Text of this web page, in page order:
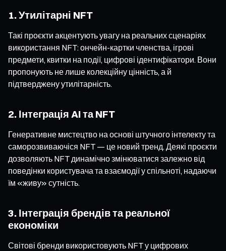
1. Утилітарні NFT
Такі проєкти акцентують увагу на реальних сценаріях
використання NFT: ончейн-картки членства, ігрові
предмети, квитки на події, цифрові ідентифікатори. Вони
пропонують не лише колекційну цінність, а й
підтверджену утилітарність.
2. Інтеграція AI та NFT
Генеративне мистецтво на основі штучного інтелекту та
саморозвиваючіся NFT — це новий тренд. Деякі проєкти
дозволяють NFT динамічно змінюватися залежно від
поведінки користувача та взаємодії у спільноті, надаючи
їм «живу» сутність.
3. Інтеграція брендів та реальної
економіки
Світові бренди використовують NFT у цифрових